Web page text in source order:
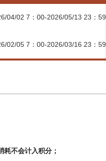
04/02 7：00-2026/05/13 23：59
02/05 7：00-2026/03/16 23：59
耗不会计入积分；